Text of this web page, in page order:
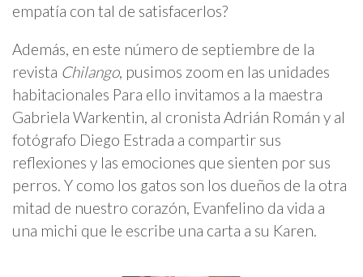
empatía con tal de satisfacerlos?
Además, en este número de septiembre de la
revista Chilango, pusimos zoom en las unidades
habitacionales Para ello invitamos a la maestra
Gabriela Warkentin, al cronista Adrián Román y al
fotógrafo Diego Estrada a compartir sus
reflexiones y las emociones que sienten por sus
perros. Y como los gatos son los dueños de la otra
mitad de nuestro corazón, Evanfelino da vida a
una michi que le escribe una carta a su Karen.